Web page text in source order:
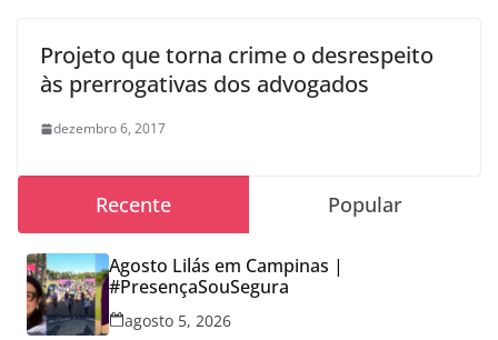
Projeto que torna crime o desrespeito
às prerrogativas dos advogados
dezembro 6, 2017
Recente Popular
Agosto Lilás em Campinas |
#PresençaSouSegura
agosto 5, 2026